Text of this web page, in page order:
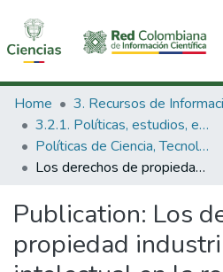
Communities & Collections
All of DSpace
Statistics
Home
3.2.1. Políticas, estudios, evaluaciones e indicadores de CTeI
Políticas de Ciencia, Tecnología e Innovación
Los derechos de propiedad industrial e intelectual en la rondade Uruguay y mas alla de ella: Implicaciones en la política de los paises en desarrollo.
Publication: Los
propiedad